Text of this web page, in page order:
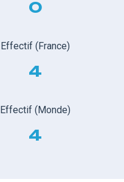
0
Effectif (France)
4
Effectif (Monde)
4